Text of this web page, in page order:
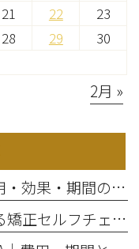
21 22
23
28 29
30
2月 »
ホワイトニングはどっち？費用・効果・期間の違いから選び方を解説
30代で悩む歯並び｜鏡でできる矯正セルフチェックと将来のリスク